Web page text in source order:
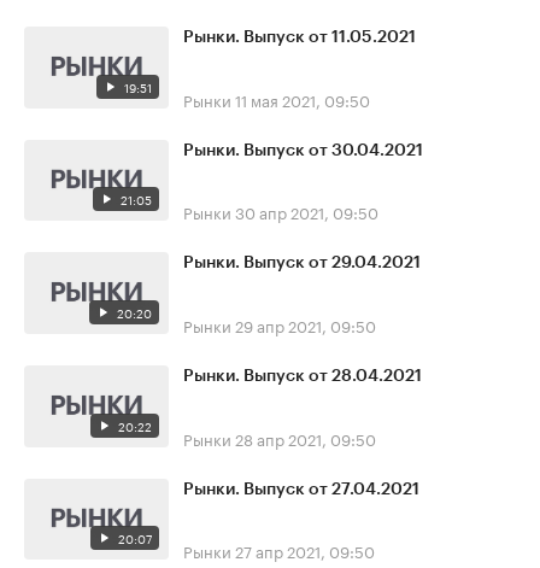
19:51
Рынки. Выпуск от 11.05.2021
Рынки 11 мая 2021, 09:50
21:05
Рынки. Выпуск от 30.04.2021
Рынки 30 апр 2021, 09:50
20:20
Рынки. Выпуск от 29.04.2021
Рынки 29 апр 2021, 09:50
20:22
Рынки. Выпуск от 28.04.2021
Рынки 28 апр 2021, 09:50
20:07
Рынки. Выпуск от 27.04.2021
Рынки 27 апр 2021, 09:50